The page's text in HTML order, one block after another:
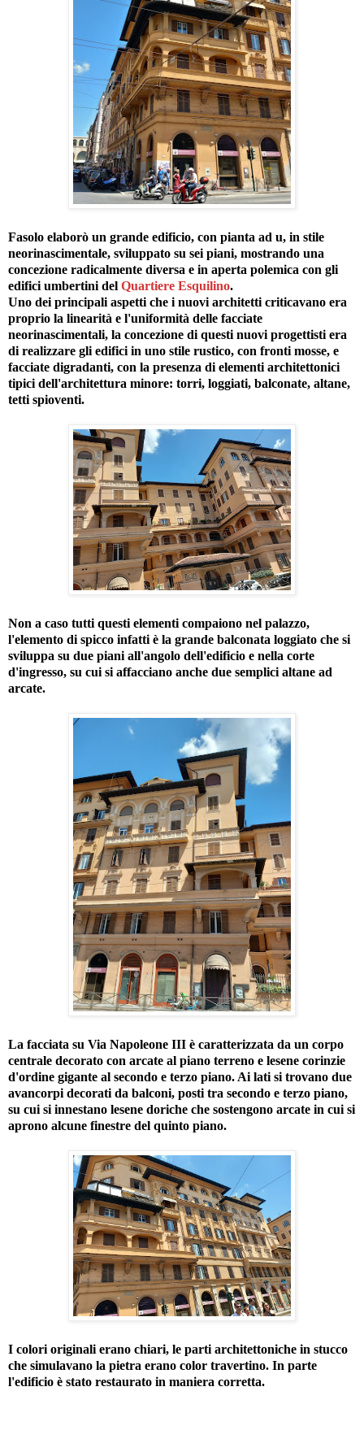
Fasolo elaborò un grande edificio, con pianta ad u, in stile
neorinascimentale, sviluppato su sei piani, mostrando una
concezione radicalmente diversa e in aperta polemica con gli
edifici umbertini del Quartiere Esquilino.
Uno dei principali aspetti che i nuovi architetti criticavano era
proprio la linearità e l'uniformità delle facciate
neorinascimentali, la concezione di questi nuovi progettisti era
di realizzare gli edifici in uno stile rustico, con fronti mosse, e
facciate digradanti, con la presenza di elementi architettonici
tipici dell'architettura minore: torri, loggiati, balconate, altane,
tetti spioventi.
Non a caso tutti questi elementi compaiono nel palazzo,
l'elemento di spicco infatti è la grande balconata loggiato che si
sviluppa su due piani all'angolo dell'edificio e nella corte
d'ingresso, su cui si affacciano anche due semplici altane ad
arcate.
La facciata su Via Napoleone III è caratterizzata da un corpo
centrale decorato con arcate al piano terreno e lesene corinzie
d'ordine gigante al secondo e terzo piano. Ai lati si trovano due
avancorpi decorati da balconi, posti tra secondo e terzo piano,
su cui si innestano lesene doriche che sostengono arcate in cui si
aprono alcune finestre del quinto piano.
I colori originali erano chiari, le parti architettoniche in stucco
che simulavano la pietra erano color travertino. In parte
l'edificio è stato restaurato in maniera corretta.